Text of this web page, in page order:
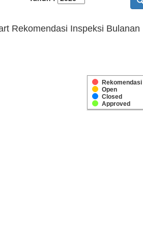
Rekomendasi Inspeksi Bulanan
Rekomendasi
Open
Closed
Approved